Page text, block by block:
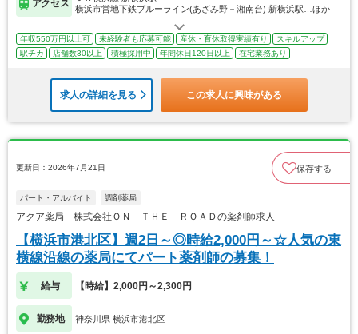
アクセス
横浜市営地下鉄ブルーライン(あざみ野－湘南台) 新横浜駅…ほか
年収550万円以上可 未経験者も応募可能 産休・育休取得実績有り
スキルアップ
駅チカ
店舗数30以上 積極採用中 年間休日120日以上 在宅業務あり
求人の詳細を見る この求人に興味がある
更新日：2026年7月21日 保存する
パート・アルバイト 調剤薬局
アクア薬局 株式会社ＯＮ ＴＨＥ ＲＯＡＤの薬剤師求人
【横浜市港北区】週2日～◎時給2,000円～☆人気の東
横線沿線の薬局にてパート薬剤師の募集！
給与 【時給】2,000円～2,300円
勤務地 神奈川県 横浜市港北区